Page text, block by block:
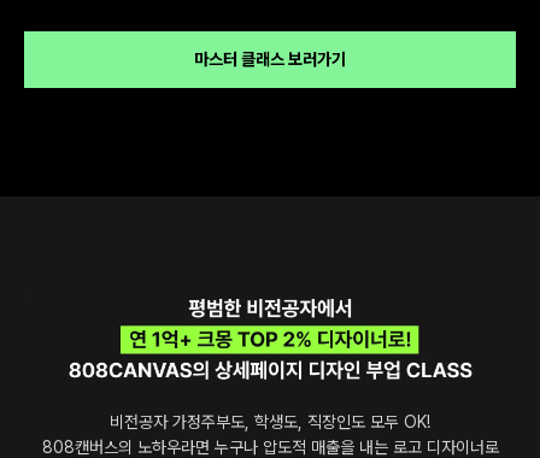
마스터 클래스 보러가기
비전공자 가정주부도, 학생도, 직장인도 모두 OK!
808캔버스의 노하우라면 누구나 압도적 매출을 내는 로고 디자이너로